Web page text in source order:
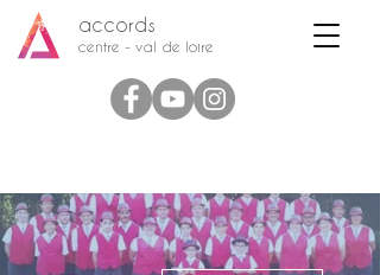
accords
centre - val de loire